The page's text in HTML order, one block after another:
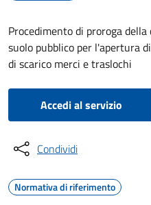
Procedimento di proroga
suolo pubblico per l'apertura
di scarico merci e traslochi
Accedi al servizio
Condividi
Normativa di riferimento